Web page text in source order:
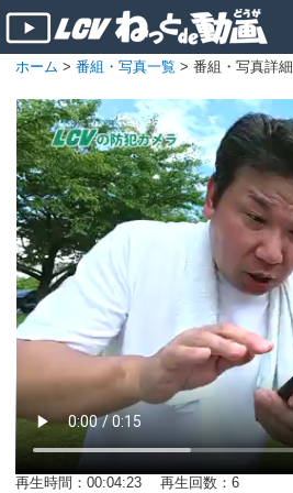
ホーム > 番組・写真一覧 > 番組・写真詳細
再生時間：00:04:23 再生回数：6